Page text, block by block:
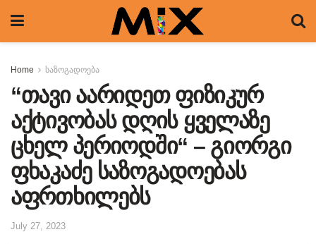
Home საზოგადოება
“თავი აარიდეთ ფიზიკურ
აქტივობას დღის ყველაზე
ცხელ პერიოდში“ – გიორგი
ფხაკაძე საზოგადოებას
აფრთხილებს
July 27, 2023